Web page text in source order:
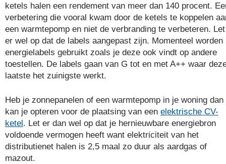
ketels halen een rendement van meer dan 140 procent.
verbetering die vooral kwam door de ketels te koppelen
een warmtepomp en niet de verbranding te verbeteren. Let
er wel op dat de labels aangepast zijn. Momenteel worden
energielabels gebruikt zoals je deze ook vindt op andere
toestellen. De labels gaan van G tot en met A++ waar
laatste het zuinigste werkt.
Heb je zonnepanelen of een warmtepomp in je woning dan
kan je opteren voor de plaatsing van een elektrische CV-
ketel. Let er dan wel op dat je hernieuwbare energiebron
voldoende vermogen heeft want elektriciteit van het
distributienet halen is 2,5 maal zo duur als aardgas of
mazout.